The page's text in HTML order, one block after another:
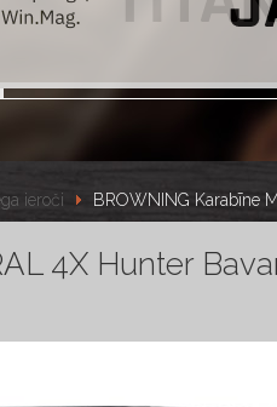
ieroči BROWNING Karabīne
4X Hunter